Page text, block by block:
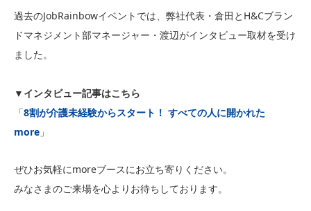
過去のJobRainbowイベントでは、弊社代表・倉田とH&Cブラン
ドマネジメント部マネージャー・渡辺がインタビュー取材を受け
ました。
▼ インタビュー記事はこちら
「8割が介護未経験からスタート！ すべての人に開かれた
more 」
ぜひお気軽にmoreブースにお立ち寄りください。
みなさまのご来場を心よりお待ちしております。